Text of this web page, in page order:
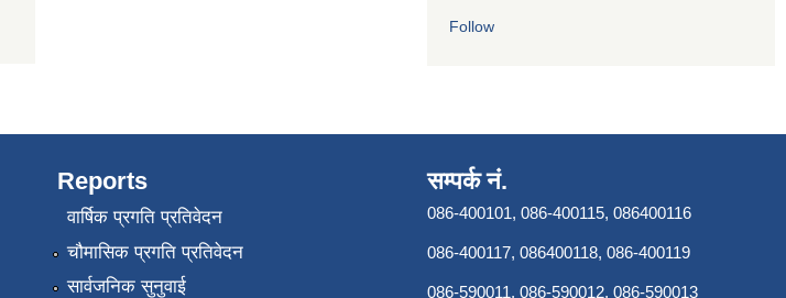
Follow
Reports
वार्षिक प्रगति प्रतिवेदन
चौमासिक प्रगति प्रतिवेदन
सार्वजनिक सुनुवाई
सम्पर्क नं.
086-400101, 086-400115, 086400116
086-400117, 086400118, 086-400119
086-590011, 086-590012, 086-590013